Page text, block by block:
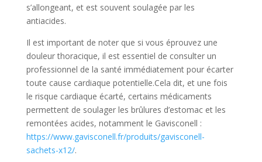
s’allongeant, et est souvent soulagée par les
antiacides.
Il est important de noter que si vous éprouvez une
douleur thoracique, il est essentiel de consulter un
professionnel de la santé immédiatement pour écarter
toute cause cardiaque potentielle.Cela dit, et une fois
le risque cardiaque écarté, certains médicaments
permettent de soulager les brûlures d’estomac et les
remontées acides, notamment le Gavisconell :
https://www.gavisconell.fr/produits/gavisconell-
sachets-x12/.